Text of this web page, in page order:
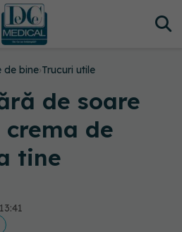
de bine›Trucuri utile
de soare
de
tine